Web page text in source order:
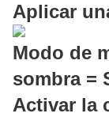
Aplicar
Modo de
sombra =
Activar la